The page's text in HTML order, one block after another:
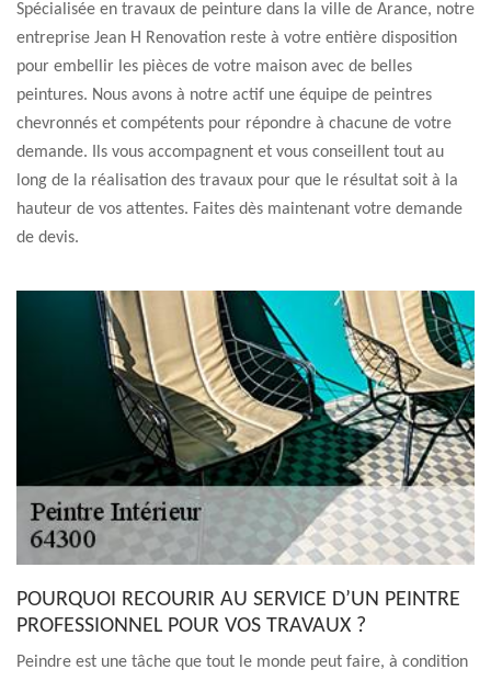
Spécialisée en travaux de peinture dans la ville de Arance, notre
entreprise Jean H Renovation reste à votre entière disposition
pour embellir les pièces de votre maison avec de belles
peintures. Nous avons à notre actif une équipe de peintres
chevronnés et compétents pour répondre à chacune de votre
demande. Ils vous accompagnent et vous conseillent tout au
long de la réalisation des travaux pour que le résultat soit à la
hauteur de vos attentes. Faites dès maintenant votre demande
de devis.
POURQUOI RECOURIR AU SERVICE D’UN PEINTRE
PROFESSIONNEL POUR VOS TRAVAUX ?
Peindre est une tâche que tout le monde peut faire, à condition